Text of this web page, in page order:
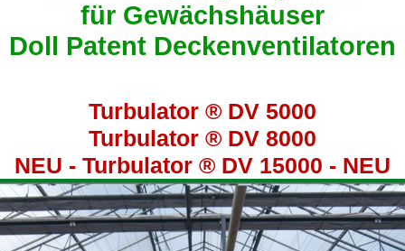
für Gewächshäuser
Doll Patent Deckenventilatoren
Turbulator ® DV 5000
Turbulator ® DV 8000
NEU - Turbulator ® DV 15000 - NEU